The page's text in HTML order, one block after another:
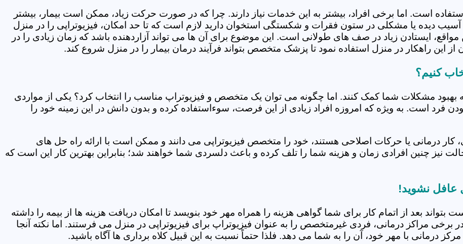
است. اما برخی افراد، بیشتر به این خدمات نیاز دارند. چرا که در صورت حرکت زیاد، ممکن است بیمار، بیشتر
دیده یا مشکلی در ستون فقرات و شکستگی استخوان دارید لازم است که تا حد امکان، فیزیوتراپی را در منزل
مواقع، ایستادن زیاد در صف های طولانی است. این موضوع برای آن ها می تواند آزاردهنده باشد که زمان زیادی را در
این راهکار در منزل استفاده نمود تا پزشک متخصص بتواند فرآیند درمان بیمار را در منزل شروع کند.
کنیم؟
بهبود مشکلات شما کمک کنند. اما چگونه می توان یک متخصص و فیزیوتراپ مناسب را انتخاب کرد؟ یکی از مواردی
فرد است. به ویژه که امروزه افراد زیادی از این فرصت، سوءاستفاده کرده و بدون دانش در این زمینه خود را
کار درمانی یا حرکات اصلاحی هستند، خود را متخصص فیزیوتراپی می دانند و ممکن است با ارائه راه حل های
نیز چنین افرادی زمان و هزینه شما را تلف کرده و باعث دلسردی شما خواهند شد؛ بنابراین بهترین کار این است که
عافل نشوید!
بتواند بعد از اتمام کار برای شما گواهی هزینه را همراه مهر خود بنویسد تا امکان دریافت هزینه ها از بیمه را داشته
مراکز درمانی، فردی غیرمتخصص را به عنوان فیزیوتراپ برای فیزیوتراپی در منزل می فرستند. اما نکته آنجا
درمانی با مهر خود، آن را به شما می دهد. فلذا حتماً نسبت به این قبیل کلاه برداری ها آگاه باشید.